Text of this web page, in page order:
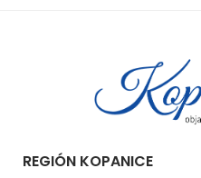
REGIÓN KOPANICE